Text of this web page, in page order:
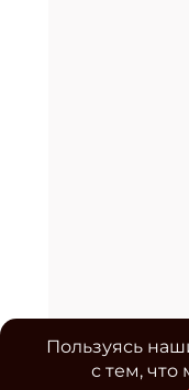
Пользуясь
с тем,